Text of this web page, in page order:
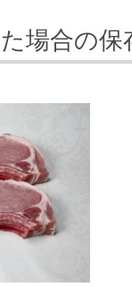
場合の保